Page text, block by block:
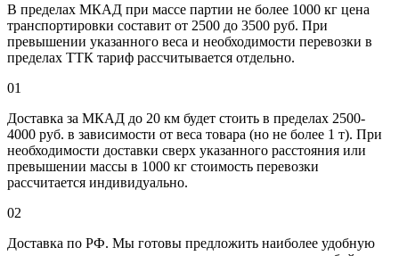
В пределах МКАД при массе партии не более 1000 кг цена
транспортировки составит от 2500 до 3500 руб. При
превышении указанного веса и необходимости перевозки в
пределах ТТК тариф рассчитывается отдельно.
01
Доставка за МКАД до 20 км будет стоить в пределах 2500-
4000 руб. в зависимости от веса товара (но не более 1 т). При
необходимости доставки сверх указанного расстояния или
превышении массы в 1000 кг стоимость перевозки
рассчитается индивидуально.
02
Доставка по РФ. Мы готовы предложить наиболее удобную